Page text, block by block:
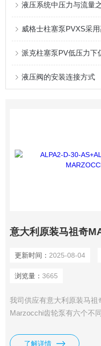
液压系统中压力与流量
威格士柱塞泵PVXS采
派克柱塞泵PV低压力下
液压阀的安装连接方式
更新时间： 2025-08-04
浏览量： 3665
我司供应有意大利原装马祖
Marzocchi齿轮泵有六个不
列，可提供不同的法兰、形
了解详情